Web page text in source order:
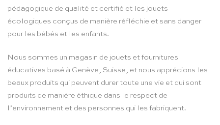
pédagogique de qualité et certifié et les jouets
écologiques conçus de manière réfléchie et sans danger
pour les bébés et les enfants.
Nous sommes un magasin de jouets et fournitures
éducatives basé à Genève, Suisse, et nous apprécions les
beaux produits qui peuvent durer toute une vie et qui sont
produits de manière éthique dans le respect de
l’environnement et des personnes qui les fabriquent.